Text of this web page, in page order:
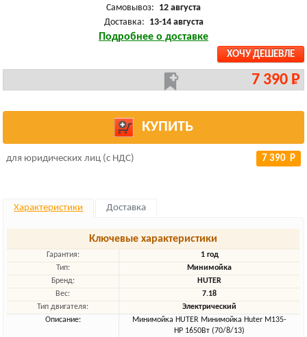
Самовывоз: 12 августа
Доставка: 13-14 августа
Подробнее о доставке
ХОЧУ ДЕШЕВЛЕ
7 390 Р
КУПИТЬ
для юридических лиц (с НДС) 7 390 Р
Характеристики Доставка
Ключевые характеристики
Гарантия:
1 год
Тип:
Минимойка
Бренд:
HUTER
Вес:
7.18
Тип двигателя:
Электрический
Описание:
Минимойка HUTER Минимойка Huter М135-
НР 1650Вт (70/8/13)